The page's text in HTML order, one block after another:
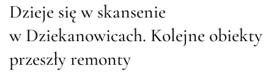
Dzieje się w skansenie
w Dziekanowicach. Kolejne obiekty
przeszły remonty